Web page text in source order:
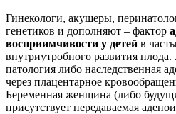
Гинекологи, акушеры,
генетиков и дополняют – фактор
восприимчивости у детей в
внутриутробного развития
патология либо наследственная
через плацентарное
Беременная женщина (либо
присутствует передаваемая